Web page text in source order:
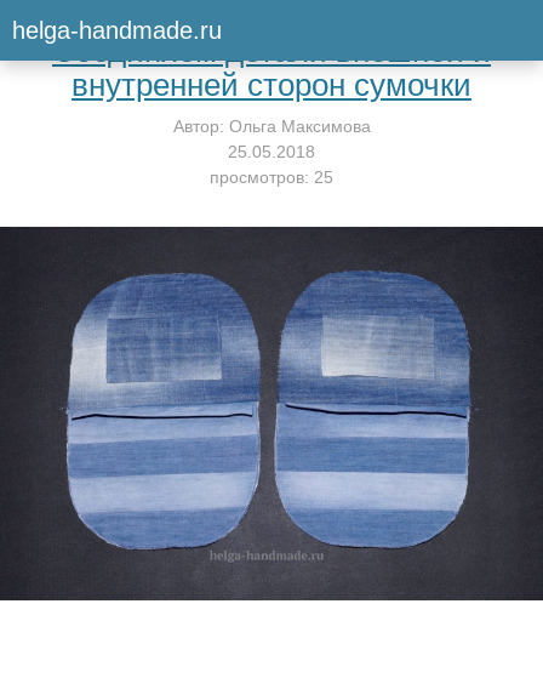
helga-handmade.ruВернуться к мастер-классу
Соединяем детали внешней и
внутренней сторон сумочки
Автор: Ольга Максимова
25.05.2018
просмотров: 25